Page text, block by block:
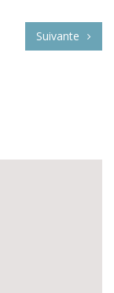
Suivante